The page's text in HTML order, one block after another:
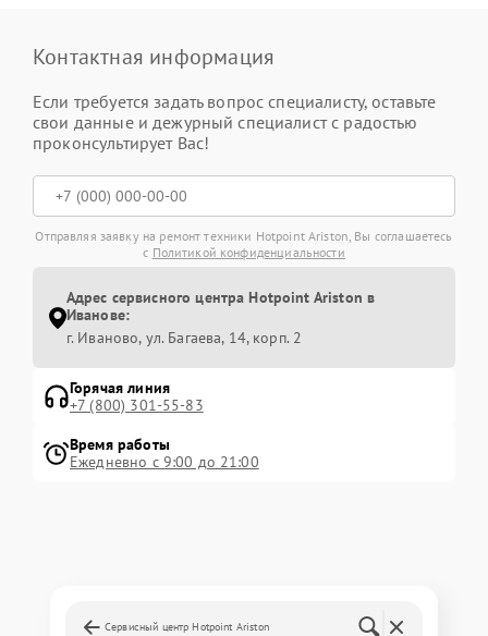
Контактная информация
Если требуется задать вопрос специалисту, оставьте
свои данные и дежурный специалист с радостью
проконсультирует Вас!
Отправляя заявку на ремонт техники Hotpoint Ariston, Вы соглашаетесь
с Политикой конфиденциальности
Адрес сервисного центра Hotpoint Ariston в
Иванове:
г. Иваново, ул. Багаева, 14, корп. 2
Горячая линия
+7 (800) 301-55-83
Время работы
Ежедневно с 9:00 до 21:00
Сервисный центр Hotpoint Ariston